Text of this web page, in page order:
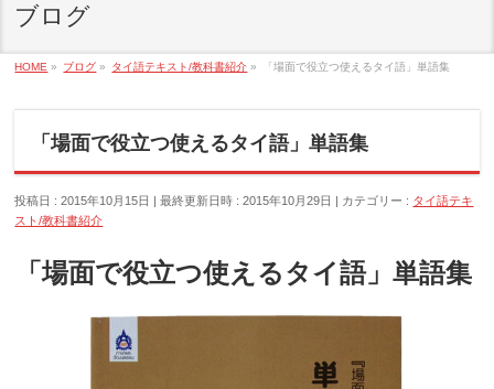
ブログ
HOME » ブログ » タイ語テキスト/教科書紹介 » 「場面で役立つ使えるタイ語」単語集
「場面で役立つ使えるタイ語」単語集
投稿日 : 2015年10月15日 最終更新日時 : 2015年10月29日 カテゴリー : タイ語テキ
スト/教科書紹介
「場面で役立つ使えるタイ語」単語集